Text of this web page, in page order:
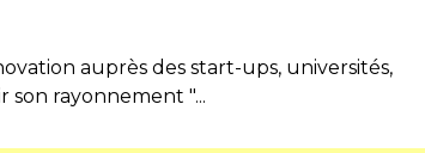
auprès des start-ups, universités,
son rayonnement "...